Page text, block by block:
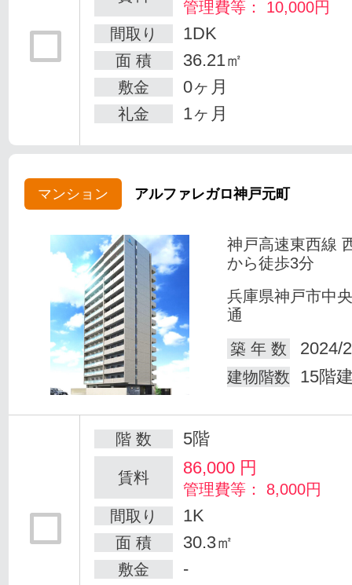
管理費等： 10,000円
間取り
1DK
面 積 36.21㎡
敷金 0ヶ月
礼金 1ヶ月
マンション アルファレガロ神戸元町
神戸高速東西線
から徒歩3分
兵庫県神戸市中
通
築 年 数
2024/
建物階数 15階
階 数 5階
賃料 86,000 円
管理費等： 8,000円
間取り
1K
面 積 30.3㎡
敷金 -